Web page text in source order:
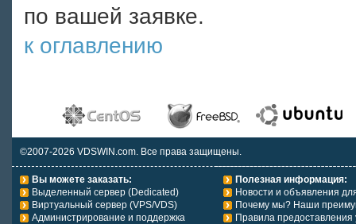
по вашей заявке.
к оглавлению
©2007-2026 VDSWIN.com. Все права защищены.
Вы можете заказать:
Выделенный сервер (Dedicated)
Виртуальный сервер (VPS/VDS)
Администрирование и поддержка
Полезная информация:
Новости и объявления
Почему мы? Наши
Правила предоставления